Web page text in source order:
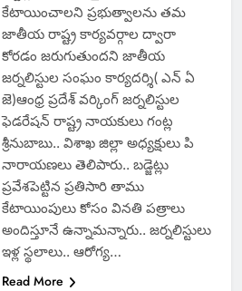
కేటాయించాలని ప్రభుత్వాలను తమ
జాతీయ రాష్ట్ర కార్యవర్గాల ద్వారా
కోరడం జరుగుతుందని జాతీయ
జర్నలిస్టుల సంఘం కార్యదర్శి( ఎన్ ఏ
జె)ఆంధ్ర ప్రదేశ్ వర్కింగ్ జర్నలిస్టుల
ఫెడరేషన్ రాష్ట్ర నాయకులు గంట్ల
శ్రీనుబాబు.. విశాఖ జిల్లా అధ్యక్షులు పి
నారాయణలు తెలిపారు.. బడ్జెట్లు
ప్రవేశపెట్టిన ప్రతిసారి తాము
కేటాయింపులు కోసం వినతి పత్రాలు
అందిస్తూనే ఉన్నామన్నారు.. జర్నలిస్టులు
ఇళ్ల స్థలాలు.. ఆరోగ్య…
Read More